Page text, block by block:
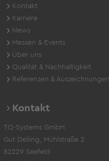
Kontakt
Karriere
News
Messen & Events
Über uns
Qualität & Nachhaltigkeit
Referenzen & Auszeichnungen
Kontakt
TQ-Systems GmbH
Gut Delling, Mühlstraße 2
82229 Seefeld